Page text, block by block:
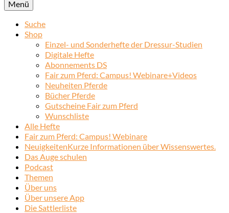
Menü
Suche
Shop
Einzel- und Sonderhefte der Dressur-Studien
Digitale Hefte
Abonnements DS
Fair zum Pferd: Campus! Webinare+Videos
Neuheiten Pferde
Bücher Pferde
Gutscheine Fair zum Pferd
Wunschliste
Alle Hefte
Fair zum Pferd: Campus! Webinare
NeuigkeitenKurze Informationen über Wissenswertes.
Das Auge schulen
Podcast
Themen
Über uns
Über unsere App
Die Sattlerliste